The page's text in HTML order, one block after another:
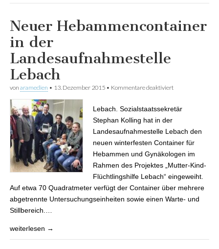
Neuer Hebammencontainer
in der
Landesaufnahmestelle
Lebach
von aramedien • 13. Dezember 2015 • Kommentare deaktiviert
Lebach. Sozialstaatssekretär
Stephan Kolling hat in der
Landesaufnahmestelle Lebach den
neuen winterfesten Container für
Hebammen und Gynäkologen im
Rahmen des Projektes „Mutter-Kind-
Flüchtlingshilfe Lebach“ eingeweiht.
Auf etwa 70 Quadratmeter verfügt der Container über mehrere
abgetrennte Untersuchungseinheiten sowie einen Warte- und
Stillbereich.…
weiterlesen →